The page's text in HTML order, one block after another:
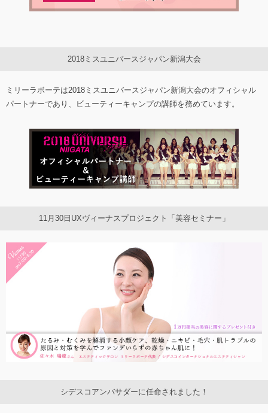
2018ミスユニバースジャパン新潟大会
ミリーラボーテは2018ミスユニバースジャパン新潟大会のオフィシャル
パートナーであり、ビューティーキャンプの講師を務めています。
11月30日UXヴィーナスプロジェクト「美容セミナー」
シデスコアンバサダーに任命されました！